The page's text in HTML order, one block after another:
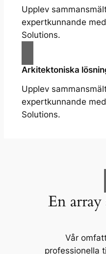
Upplev
expertkunnande
Solutions.
Arkitektoniska
Upplev
expertkunnande
Solutions.
En array
Vår
professionella